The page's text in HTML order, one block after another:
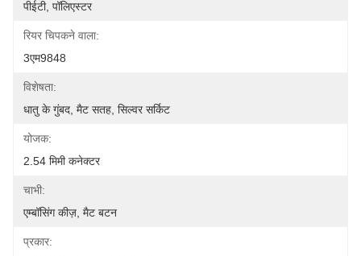
पीईटी, पॉलिएस्टर
रियर चिपकने वाला:
3एम9848
विशेषता:
धातु के गुंबद, मैट सतह, सिल्वर सर्किट
योजक:
2.54 मिमी कनेक्टर
चाभी:
एम्बॉसिंग कीज़, मैट बटन
प्रकार: